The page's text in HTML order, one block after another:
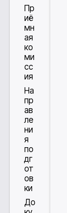
Пр
иё
мн
ая
ко
ми
сс
ия
На
пр
ав
ле
ни
я
по
дг
от
ов
ки
До